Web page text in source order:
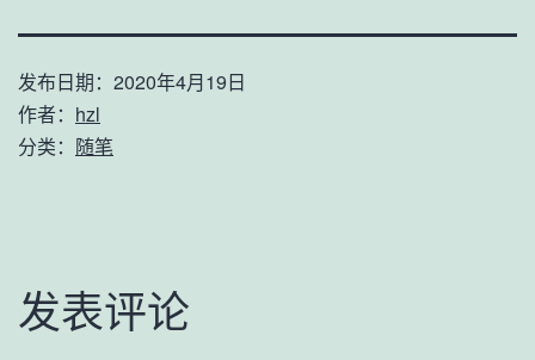
发布日期： 2020年4月19日
作者： hzl
分类： 随笔
发表评论